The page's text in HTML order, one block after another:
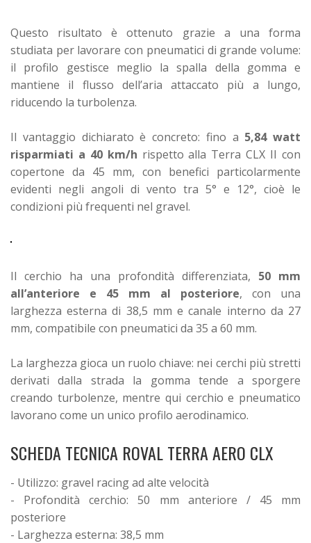
Questo risultato è ottenuto grazie a una forma
studiata per lavorare con pneumatici di grande volume:
il profilo gestisce meglio la spalla della gomma e
mantiene il flusso dell’aria attaccato più a lungo,
riducendo la turbolenza.
Il vantaggio dichiarato è concreto: fino a 5,84 watt
risparmiati a 40 km/h rispetto alla Terra CLX II con
copertone da 45 mm, con benefici particolarmente
evidenti negli angoli di vento tra 5° e 12°, cioè le
condizioni più frequenti nel gravel.
Il cerchio ha una profondità differenziata, 50 mm
all’anteriore e 45 mm al posteriore, con una
larghezza esterna di 38,5 mm e canale interno da 27
mm, compatibile con pneumatici da 35 a 60 mm.
La larghezza gioca un ruolo chiave: nei cerchi più stretti
derivati dalla strada la gomma tende a sporgere
creando turbolenze, mentre qui cerchio e pneumatico
lavorano come un unico profilo aerodinamico.
SCHEDA TECNICA ROVAL TERRA AERO CLX
- Utilizzo: gravel racing ad alte velocità
- Profondità cerchio: 50 mm anteriore / 45 mm
posteriore
- Larghezza esterna: 38,5 mm